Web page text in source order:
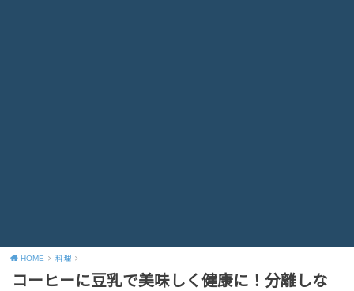
HOME 料理
コーヒーに豆乳で美味しく健康に！分離しな